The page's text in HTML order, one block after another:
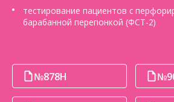
тестирование пациентов с
барабанной перепонкой (ФСТ-2)
№878Н